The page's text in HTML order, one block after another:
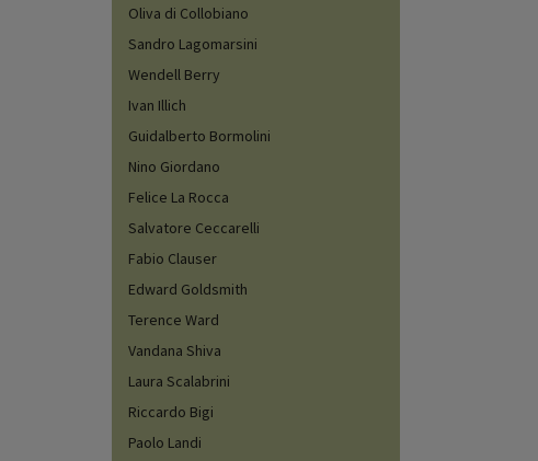
Oliva di Collobiano
Sandro Lagomarsini
Wendell Berry
Ivan Illich
Guidalberto Bormolini
Nino Giordano
Felice La Rocca
Salvatore Ceccarelli
Fabio Clauser
Edward Goldsmith
Terence Ward
Vandana Shiva
Laura Scalabrini
Riccardo Bigi
Paolo Landi